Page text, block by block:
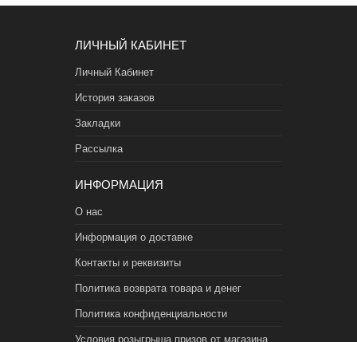
ЛИЧНЫЙ КАБИНЕТ
Личный Кабинет
История заказов
Закладки
Рассылка
ИНФОРМАЦИЯ
О нас
Информация о доставке
Контакты и реквизиты
Политика возврата товара и денег
Политика конфиденциальности
Условия розыгрыша призов от магазина